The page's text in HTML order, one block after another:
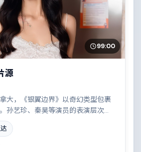
99:00
源
大，《银翼边界》以奇幻类型包裹
孙艺珍、秦昊等演员的表演层次丰
事故牵出陈年秘辛。全片在类型元
得平衡。